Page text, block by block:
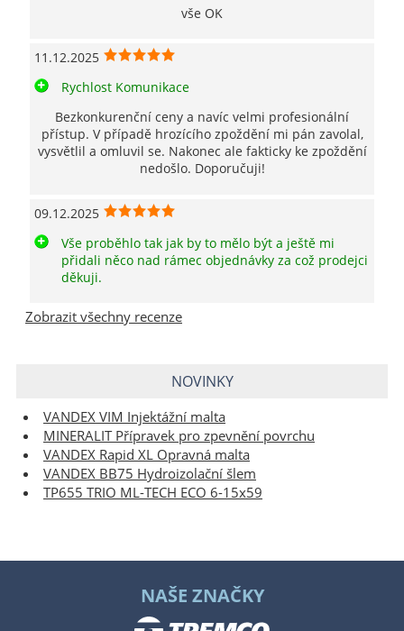
vše OK
11.12.2025
Rychlost Komunikace
Bezkonkurenční ceny a navíc velmi profesionální
přístup. V případě hrozícího zpoždění mi pán zavolal,
vysvětlil a omluvil se. Nakonec ale fakticky ke zpoždění
nedošlo. Doporučuji!
09.12.2025
Vše proběhlo tak jak by to mělo být a ještě mi
přidali něco nad rámec objednávky za což prodejci
děkuji.
Zobrazit všechny recenze
NOVINKY
VANDEX VIM Injektážní malta
MINERALIT Přípravek pro zpevnění povrchu
VANDEX Rapid XL Opravná malta
VANDEX BB75 Hydroizolační šlem
TP655 TRIO ML-TECH ECO 6-15x59
NAŠE ZNAČKY